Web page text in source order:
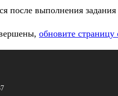
после выполнения
обновите страницу